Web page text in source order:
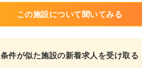
この施設について聞いてみる
条件が似た施設の新着求人を受け取る